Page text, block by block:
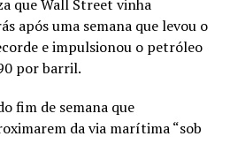
saída de Cláudio Castro?
que Wall Street vinha
após uma semana que levou o
e impulsionou o petróleo
por barril.
fim de semana que
da via marítima “sob